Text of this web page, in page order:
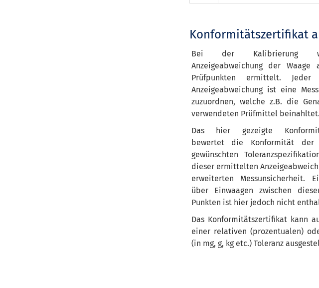
Konformitätszertifikat
Bei der Kalibrierung
Anzeigeabweichung der Waage
Prüfpunkten ermittelt. Jeder
Anzeigeabweichung ist eine
zuzuordnen, welche z.B. die
verwendeten Prüfmittel beinahltet.
Das hier gezeigte
bewertet die Konformität der
gewünschten
dieser ermittelten
erweiterten Messunsicherheit.
über Einwaagen zwischen
Punkten ist hier jedoch nicht
Das Konformitätszertifikat kann
einer relativen (prozentualen)
(in mg, g, kg etc.) Toleranz